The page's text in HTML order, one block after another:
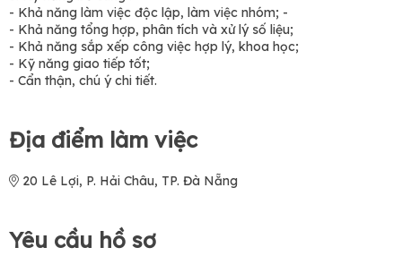
- Khả năng làm việc độc lập, làm việc nhóm; -
- Khả năng tổng hợp, phân tích và xử lý số liệu;
- Khả năng sắp xếp công việc hợp lý, khoa học;
- Kỹ năng giao tiếp tốt;
- Cẩn thận, chú ý chi tiết.
Địa điểm làm việc
20 Lê Lợi, P. Hải Châu, TP. Đà Nẵng
Yêu cầu hồ sơ